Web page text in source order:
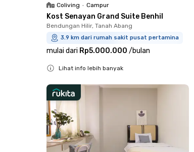
Coliving • Campur
Kost Senayan Grand Suite Benhil
Bendungan Hilir, Tanah Abang
3.9 km dari rumah sakit pusat pertamina
mulai dari Rp5.000.000 /bulan
Lihat info lebih banyak